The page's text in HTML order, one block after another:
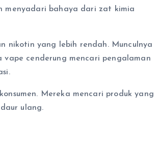
menyadari bahaya dari zat kimia
nikotin yang lebih rendah. Munculnya
cenderung mencari pengalaman
Mereka mencari produk yang
ulang.